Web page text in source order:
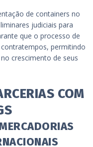
de containers no
judiciais para
que o processo de
permitindo
crescimento de seus
COM